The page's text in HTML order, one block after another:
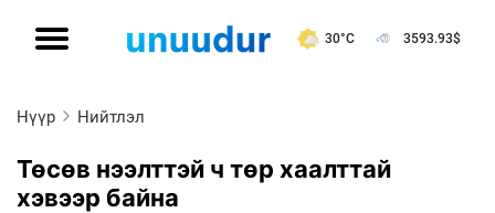
30°C 3593.93$
Нүүр Нийтлэл
Төсөв нээлттэй ч төр хаалттай
хэвээр байна